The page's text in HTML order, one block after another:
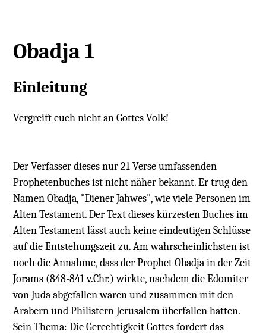
Obadja 1
Einleitung
Vergreift euch nicht an Gottes Volk!
Der Verfasser dieses nur 21 Verse umfassenden
Prophetenbuches ist nicht näher bekannt. Er trug den
Namen Obadja, "Diener Jahwes", wie viele Personen im
Alten Testament. Der Text dieses kürzesten Buches im
Alten Testament lässt auch keine eindeutigen Schlüsse
auf die Entstehungszeit zu. Am wahrscheinlichsten ist
noch die Annahme, dass der Prophet Obadja in der Zeit
Jorams (848-841 v.Chr.) wirkte, nachdem die Edomiter
von Juda abgefallen waren und zusammen mit den
Arabern und Philistern Jerusalem überfallen hatten.
Sein Thema: Die Gerechtigkeit Gottes fordert das